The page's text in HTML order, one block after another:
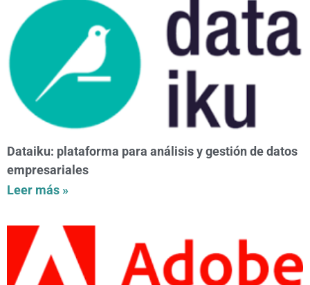
Dataiku: plataforma para análisis y gestión de datos
empresariales
Leer más »